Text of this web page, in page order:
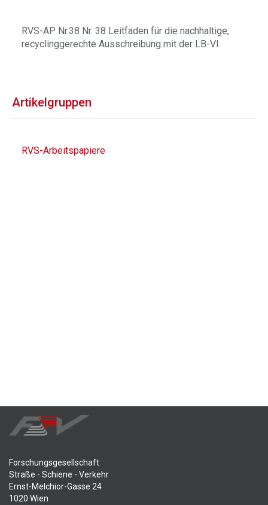
RVS-AP Nr.38 Nr. 38 Leitfaden für die nachhaltige,
recyclinggerechte Ausschreibung mit der LB-VI
Artikelgruppen
RVS-Arbeitspapiere
Forschungsgesellschaft
Straße - Schiene - Verkehr
Ernst-Melchior-Gasse 24
1020 Wien